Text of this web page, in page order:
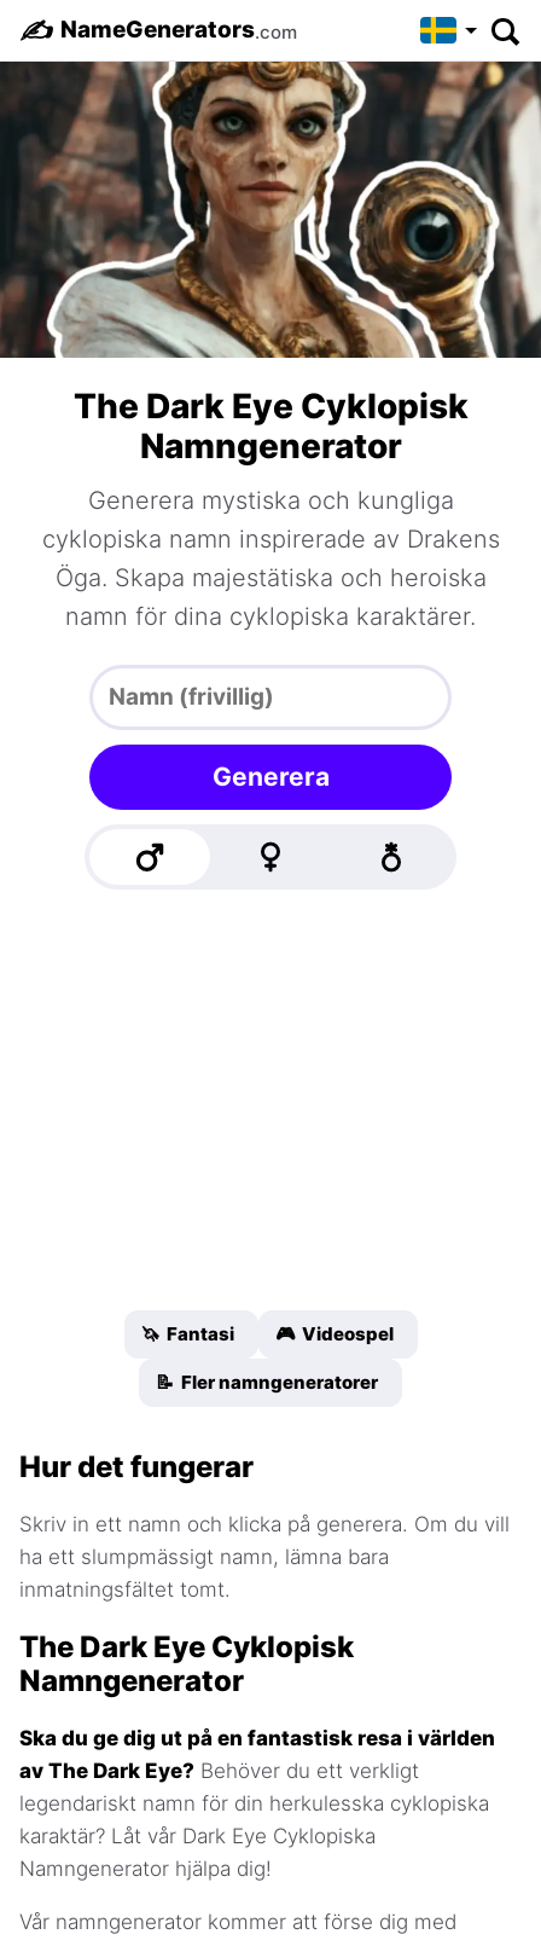
✍️ NameGenerators.com
The Dark Eye Cyklopisk
Namngenerator
Generera mystiska och kungliga
cyklopiska namn inspirerade av Drakens
Öga. Skapa majestätiska och heroiska
namn för dina cyklopiska karaktärer.
Generera
🦄 Fantasi 🎮 Videospel
📝 Fler namngeneratorer
Hur det fungerar
Skriv in ett namn och klicka på generera. Om du vill
ha ett slumpmässigt namn, lämna bara
inmatningsfältet tomt.
The Dark Eye Cyklopisk
Namngenerator
Ska du ge dig ut på en fantastisk resa i världen
av The Dark Eye? Behöver du ett verkligt
legendariskt namn för din herkulesska cyklopiska
karaktär? Låt vår Dark Eye Cyklopiska
Namngenerator hjälpa dig!
Vår namngenerator kommer att förse dig med